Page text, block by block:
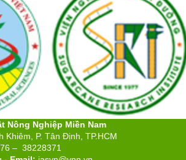
Nông Nghiệp Miền Nam
Khiêm, P. Tân Định, TP.HCM
– 38228371